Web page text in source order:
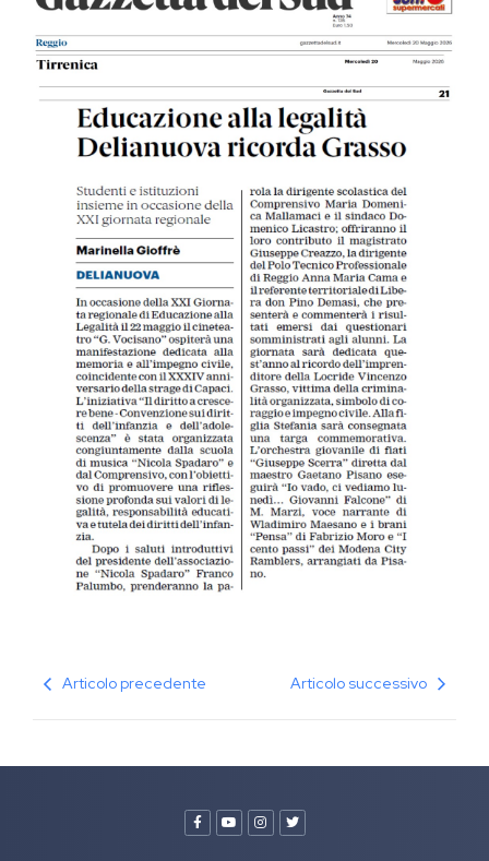
Articolo precedente Articolo successivo